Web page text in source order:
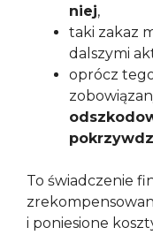
niej,
taki zakaz
dalszymi
oprócz
To świadczenie
i poniesione